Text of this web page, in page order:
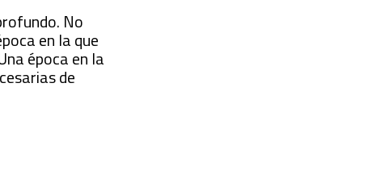
No
en la que
época en la
de